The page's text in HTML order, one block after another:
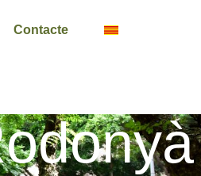
Contacte